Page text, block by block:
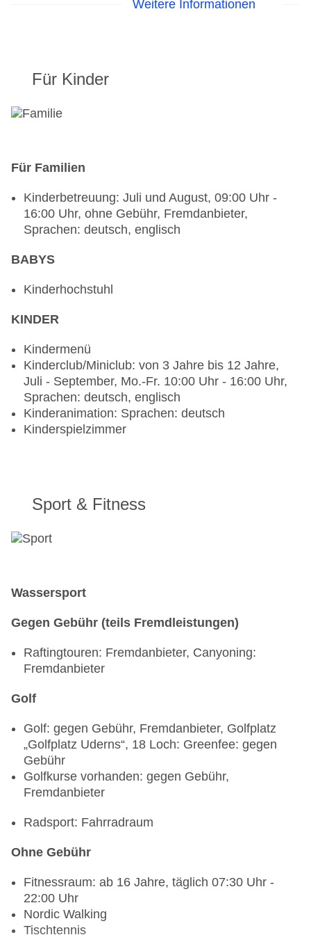
Weitere Informationen
Für Kinder
Für Familien
Kinderbetreuung: Juli und August, 09:00 Uhr -
16:00 Uhr, ohne Gebühr, Fremdanbieter,
Sprachen: deutsch, englisch
BABYS
Kinderhochstuhl
KINDER
Kindermenü
Kinderclub/Miniclub: von 3 Jahre bis 12 Jahre,
Juli - September, Mo.-Fr. 10:00 Uhr - 16:00 Uhr,
Sprachen: deutsch, englisch
Kinderanimation: Sprachen: deutsch
Kinderspielzimmer
Sport & Fitness
Wassersport
Gegen Gebühr (teils Fremdleistungen)
Raftingtouren: Fremdanbieter, Canyoning:
Fremdanbieter
Golf
Golf: gegen Gebühr, Fremdanbieter, Golfplatz
„Golfplatz Uderns“, 18 Loch: Greenfee: gegen
Gebühr
Golfkurse vorhanden: gegen Gebühr,
Fremdanbieter
Radsport: Fahrradraum
Ohne Gebühr
Fitnessraum: ab 16 Jahre, täglich 07:30 Uhr -
22:00 Uhr
Nordic Walking
Tischtennis